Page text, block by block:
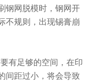
钢网脱模时，钢网开
不规则，出现锡膏崩
足够的空间，在印
间距过小，将会导致